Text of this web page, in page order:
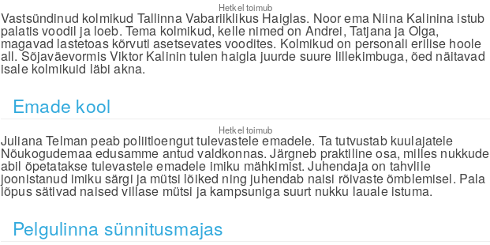
Hetkel toimub
Vastsündinud kolmikud Tallinna Vabariiklikus Haiglas. Noor ema Niina Kalinina istub
palatis voodil ja loeb. Tema kolmikud, kelle nimed on Andrei, Tatjana ja Olga,
magavad lastetoas kõrvuti asetsevates voodites. Kolmikud on personali erilise hoole
all. Sõjaväevormis Viktor Kalinin tulen haigla juurde suure lillekimbuga, õed näitavad
isale kolmikuid läbi akna.
Emade kool
Hetkel toimub
Juliana Telman peab poliitloengut tulevastele emadele. Ta tutvustab kuulajatele
Nõukogudemaa edusamme antud valdkonnas. Järgneb praktiline osa, milles nukkude
abil õpetatakse tulevastele emadele imiku mähkimist. Juhendaja on tahvlile
joonistanud imiku särgi ja mütsi lõiked ning juhendab naisi rõivaste õmblemisel. Pala
lõpus sätivad naised villase mütsi ja kampsuniga suurt nukku lauale istuma.
Pelgulinna sünnitusmajas